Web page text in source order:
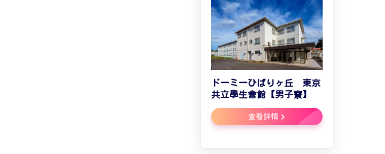
ドーミーひばりヶ丘 東京
共立學生會館【男子寮】
查看詳情